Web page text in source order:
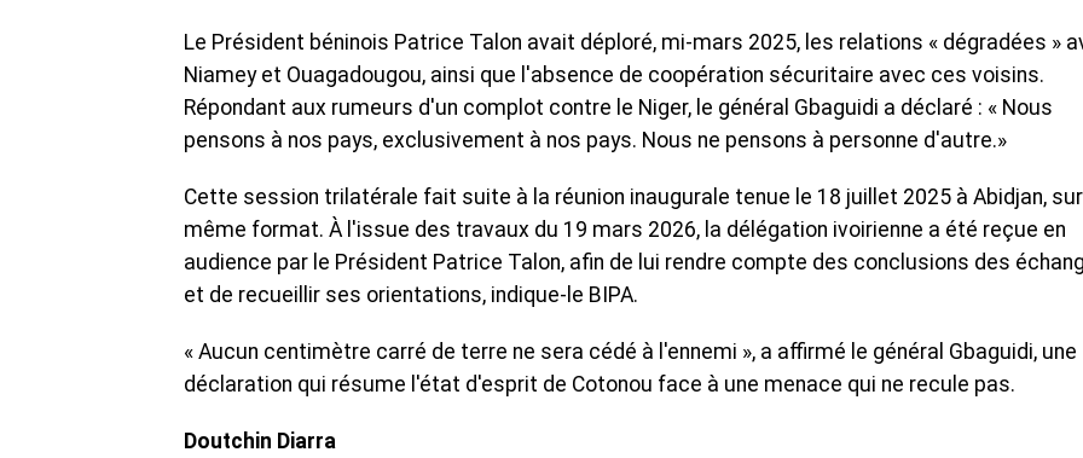
Le Président béninois Patrice Talon avait déploré, mi-mars 2025, les relations « dégradées »
Niamey et Ouagadougou, ainsi que l'absence de coopération sécuritaire avec ces voisins.
Répondant aux rumeurs d'un complot contre le Niger, le général Gbaguidi a déclaré : « Nous
pensons à nos pays, exclusivement à nos pays. Nous ne pensons à personne d'autre.»
Cette session trilatérale fait suite à la réunion inaugurale tenue le 18 juillet 2025 à Abidjan,
même format. À l'issue des travaux du 19 mars 2026, la délégation ivoirienne a été reçue en
audience par le Président Patrice Talon, afin de lui rendre compte des conclusions des
et de recueillir ses orientations, indique-le BIPA.
« Aucun centimètre carré de terre ne sera cédé à l'ennemi », a affirmé le général Gbaguidi, une
déclaration qui résume l'état d'esprit de Cotonou face à une menace qui ne recule pas.
Doutchin Diarra